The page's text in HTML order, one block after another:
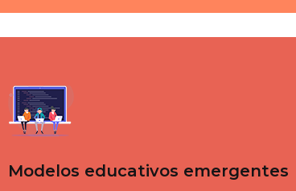
Modelos educativos emergentes